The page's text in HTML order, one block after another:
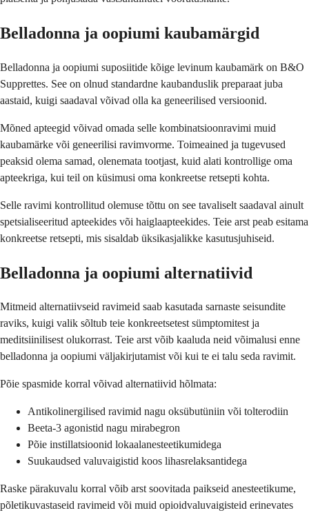
Belladonna ja oopiumi kaubamärgid
Belladonna ja oopiumi suposiitide kõige levinum kaubamärk on B&O
Supprettes. See on olnud standardne kaubanduslik preparaat juba
aastaid, kuigi saadaval võivad olla ka geneerilised versioonid.
Mõned apteegid võivad omada selle kombinatsioonravimi muid
kaubamärke või geneerilisi ravimvorme. Toimeained ja tugevused
peaksid olema samad, olenemata tootjast, kuid alati kontrollige oma
apteekriga, kui teil on küsimusi oma konkreetse retsepti kohta.
Selle ravimi kontrollitud olemuse tõttu on see tavaliselt saadaval ainult
spetsialiseeritud apteekides või haiglaapteekides. Teie arst peab esitama
konkreetse retsepti, mis sisaldab üksikasjalikke kasutusjuhiseid.
Belladonna ja oopiumi alternatiivid
Mitmeid alternatiivseid ravimeid saab kasutada sarnaste seisundite
raviks, kuigi valik sõltub teie konkreetsetest sümptomitest ja
meditsiinilisest olukorrast. Teie arst võib kaaluda neid võimalusi enne
belladonna ja oopiumi väljakirjutamist või kui te ei talu seda ravimit.
Põie spasmide korral võivad alternatiivid hõlmata:
Antikolinergilised ravimid nagu oksübutüniin või tolterodiin
Beeta-3 agonistid nagu mirabegron
Põie instillatsioonid lokaalanesteetikumidega
Suukaudsed valuvaigistid koos lihasrelaksantidega
Raske pärakuvalu korral võib arst soovitada paikseid anesteetikume,
põletikuvastaseid ravimeid või muid opioidvaluvaigisteid erinevates